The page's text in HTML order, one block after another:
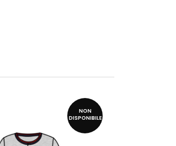
NON
DISPONIBILE